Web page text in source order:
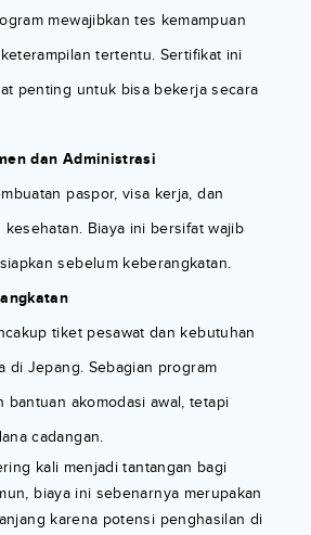
mewajibkan tes kemampuan
tertentu. Sertifikat ini
penting untuk bisa bekerja secara
dan Administrasi
paspor, visa kerja, dan
kesehatan. Biaya ini bersifat wajib
sebelum keberangkatan.
tiket pesawat dan kebutuhan
di Jepang. Sebagian program
bantuan akomodasi awal, tetapi
cadangan.
kali menjadi tantangan bagi
biaya ini sebenarnya merupakan
karena potensi penghasilan di